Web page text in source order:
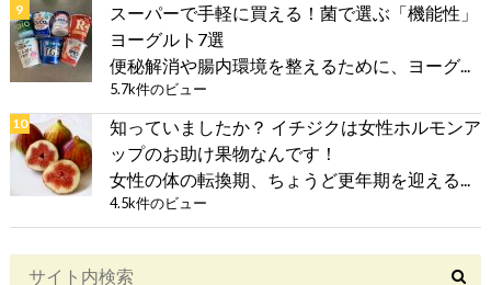
スーパーで手軽に買える！菌で選ぶ「機能性」
ヨーグルト7選
便秘解消や腸内環境を整えるために、ヨーグ...
5.7k件のビュー
知っていましたか？ イチジクは女性ホルモンア
ップのお助け果物なんです！
女性の体の転換期、ちょうど更年期を迎える...
4.5k件のビュー